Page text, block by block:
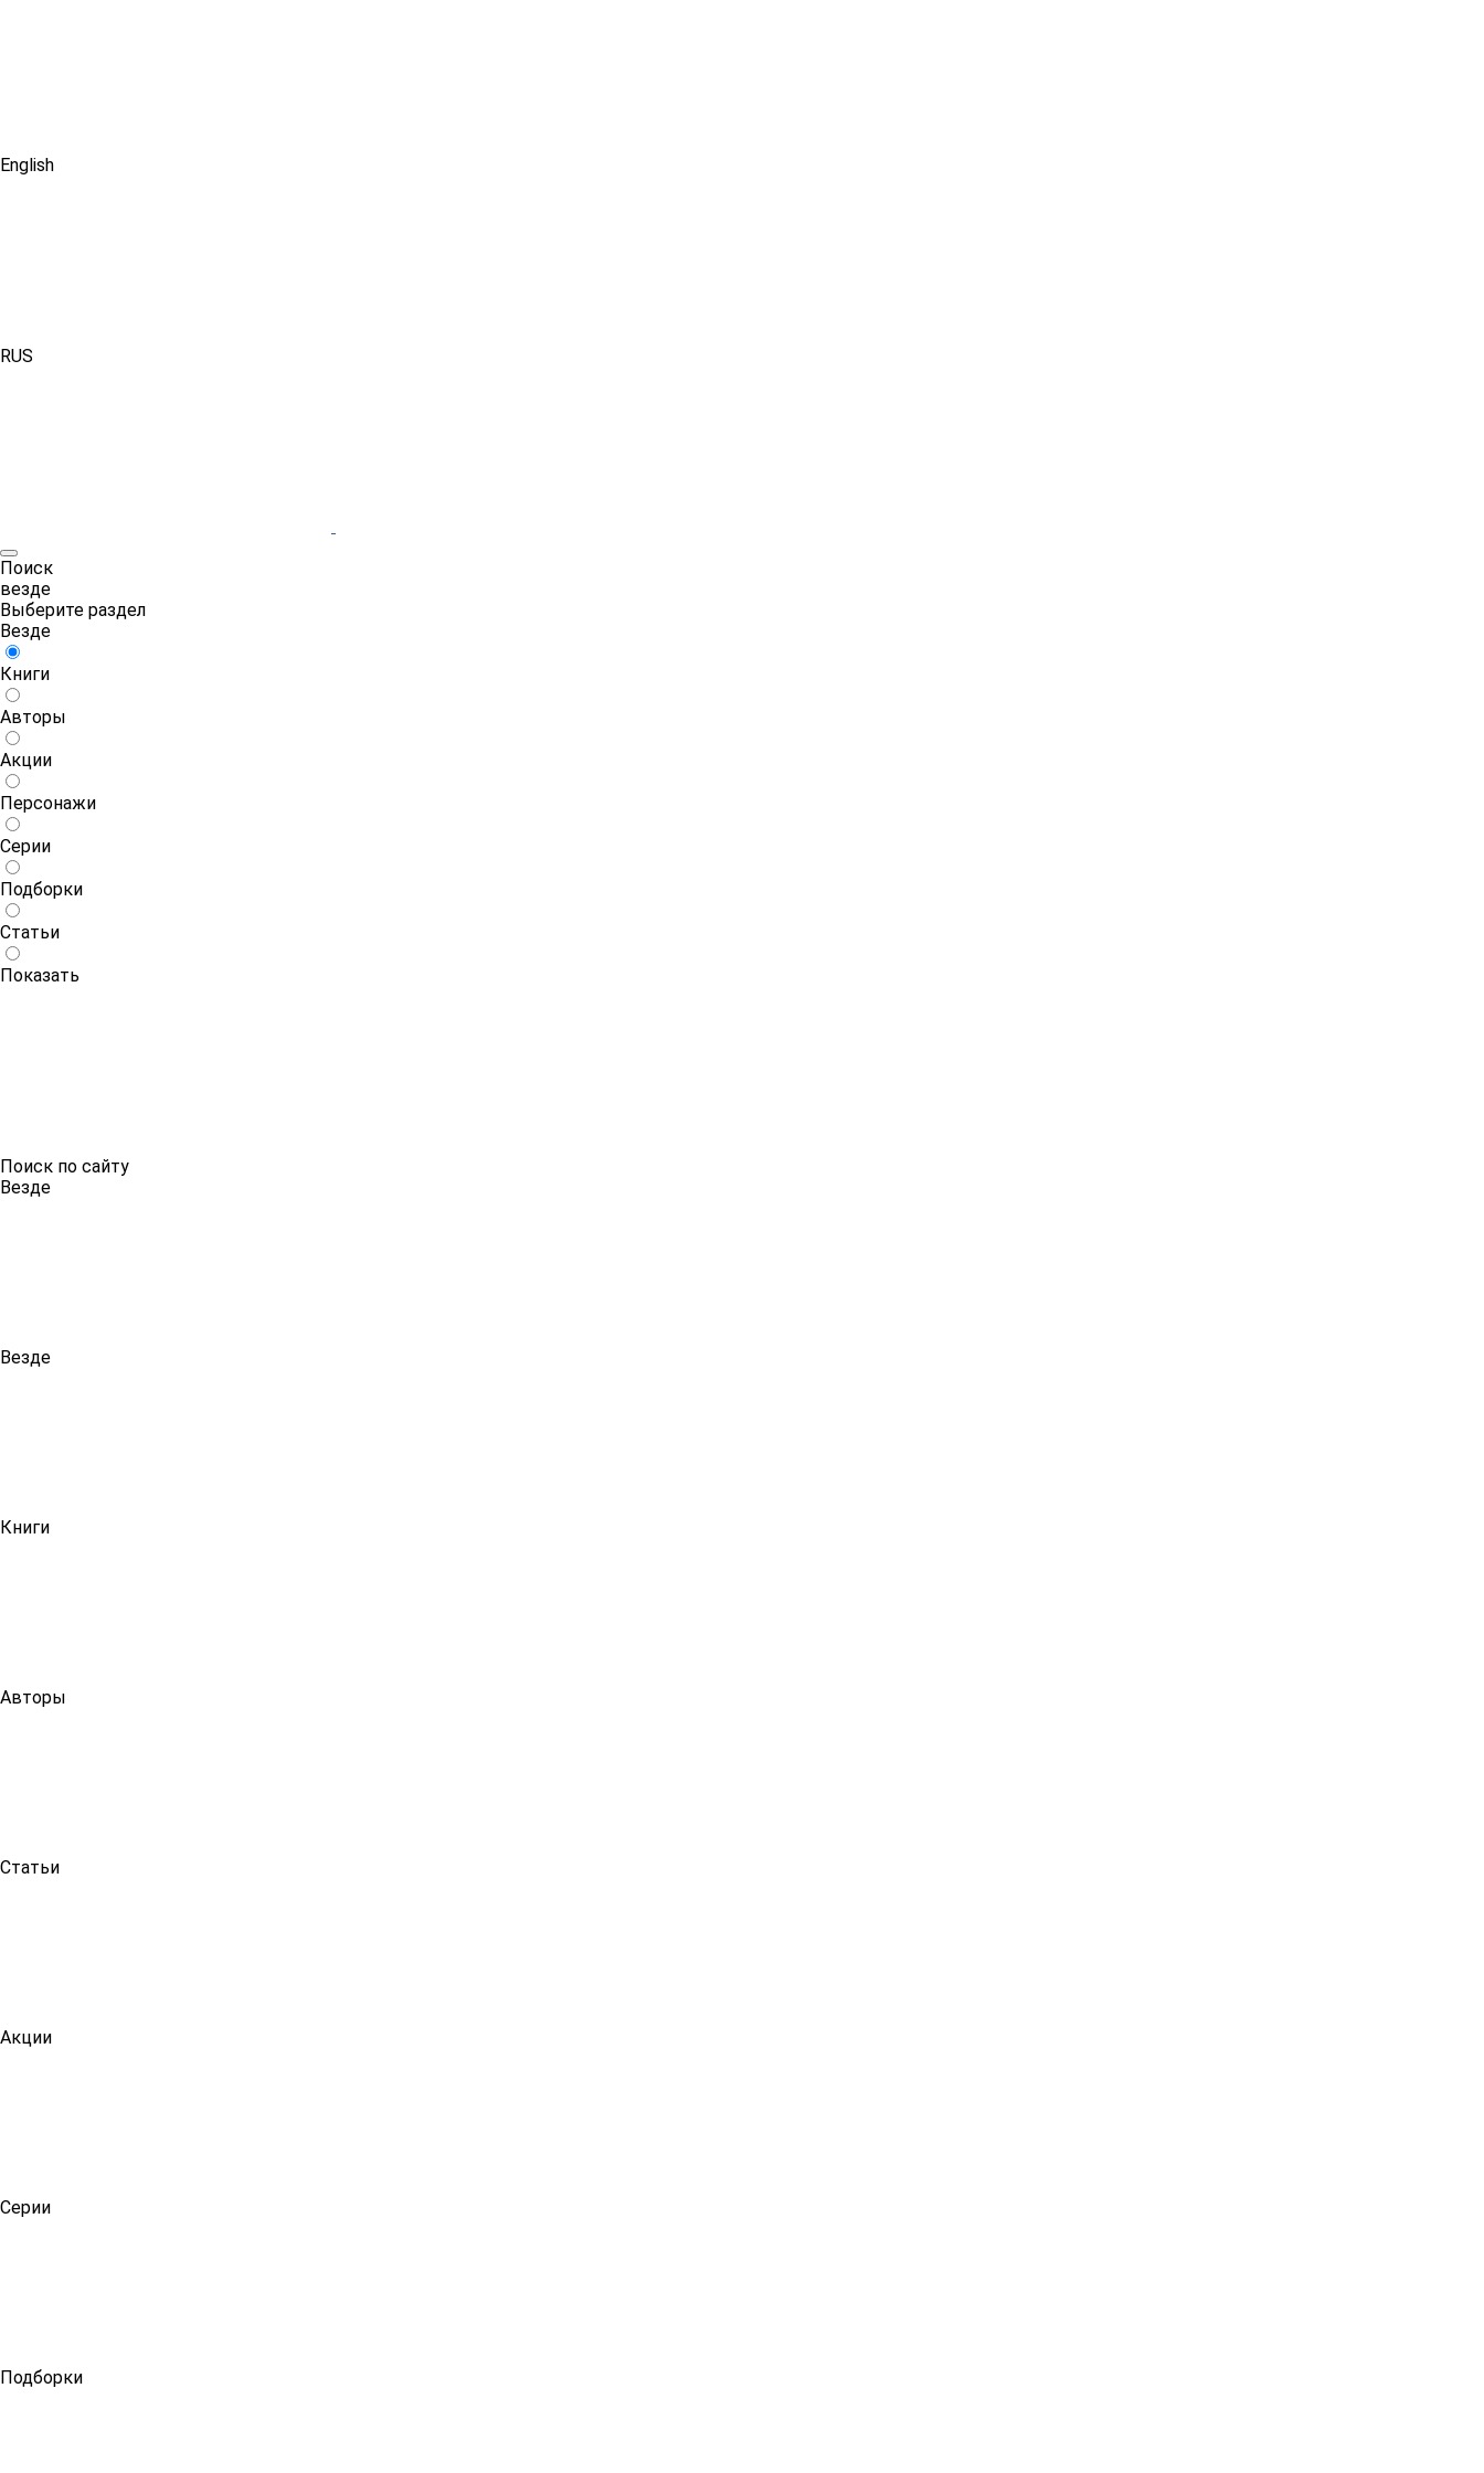
English
RUS
Поиск
везде
Выберите раздел
Везде
Книги
Авторы
Акции
Персонажи
Серии
Подборки
Статьи
Показать
Поиск по сайту
Везде
Везде
Книги
Авторы
Статьи
Акции
Серии
Подборки